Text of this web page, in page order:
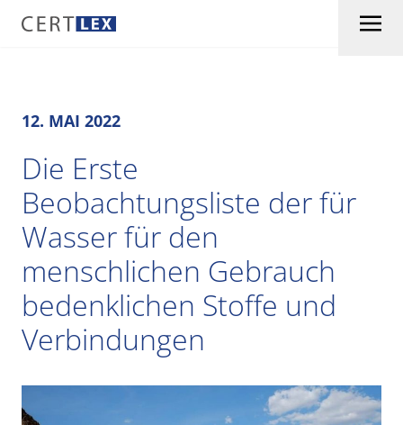
12. MAI 2022
Die Erste
Beobachtungsliste der für
Wasser für den
menschlichen Gebrauch
bedenklichen Stoffe und
Verbindungen